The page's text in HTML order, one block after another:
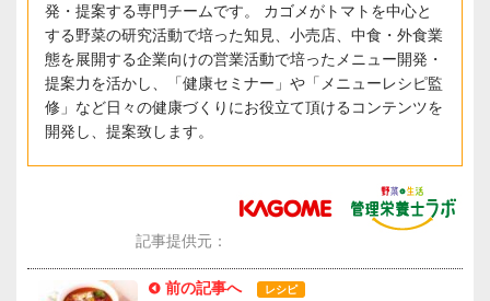
発・提案する専門チームです。 カゴメがトマトを中心と
する野菜の研究活動で培った知見、小売店、中食・外食業
態を展開する企業向けの営業活動で培ったメニュー開発・
提案力を活かし、「健康セミナー」や「メニューレシピ監
修」など日々の健康づくりにお役立て頂けるコンテンツを
開発し、提案致します。
記事提供元：
前の記事へ レシピ